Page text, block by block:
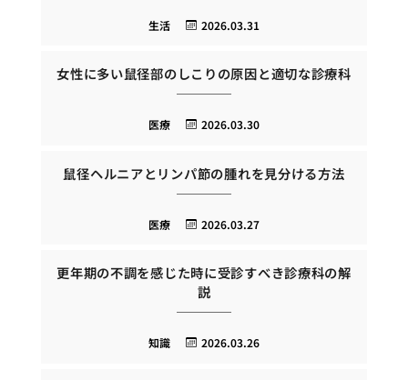
2026.03.31
生活
女性に多い鼠径部のしこりの原因と適切な診療科
2026.03.30
医療
鼠径ヘルニアとリンパ節の腫れを見分ける方法
2026.03.27
医療
更年期の不調を感じた時に受診すべき診療科の解
説
2026.03.26
知識